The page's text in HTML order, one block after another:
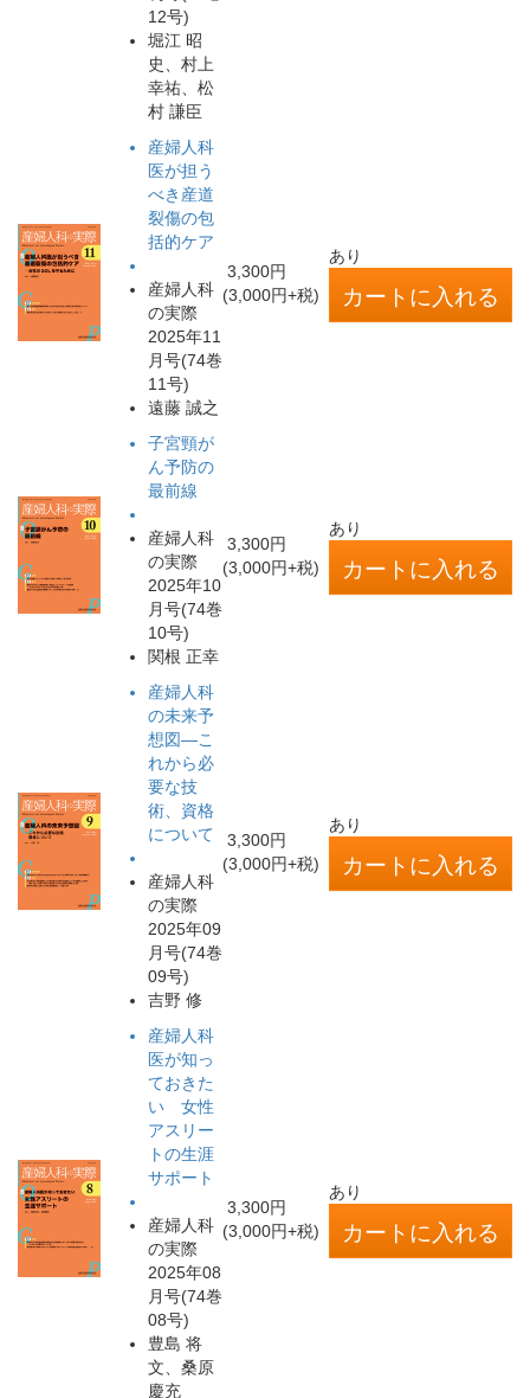
12号)
堀江 昭
史、村上
幸祐、松
村 謙臣
産婦人科
医が担う
べき産道
裂傷の包
括的ケア
産婦人科
の実際
2025年11
月号(74巻
11号)
遠藤 誠之
3,300円
(3,000円+税)
あり
子宮頸が
ん予防の
最前線
産婦人科
の実際
2025年10
月号(74巻
10号)
関根 正幸
3,300円
(3,000円+税)
あり
産婦人科
の未来予
想図―こ
れから必
要な技
術、資格
について
産婦人科
の実際
2025年09
月号(74巻
09号)
吉野 修
3,300円
(3,000円+税)
あり
産婦人科
医が知っ
ておきた
い 女性
アスリー
トの生涯
サポート
産婦人科
の実際
2025年08
月号(74巻
08号)
豊島 将
文、桑原
慶充
3,300円
(3,000円+税)
あり